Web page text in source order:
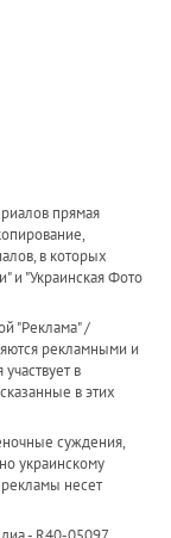
прямая
в которых
и "Украинская Фото
"Реклама" /
рекламными и
в
в этих
суждения,
украинскому
рекламы несет